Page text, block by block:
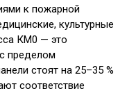
к пожарной
культурные
КМ0 — это
пределом
стоят на 25–35 %
соответствие